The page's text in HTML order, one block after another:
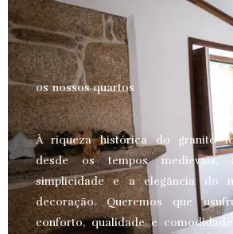
os nossos quartos
À riqueza histórica do granito
desde os tempos medievais,
simplicidade e a elegância do
decoração. Queremos que
conforto, qualidade e